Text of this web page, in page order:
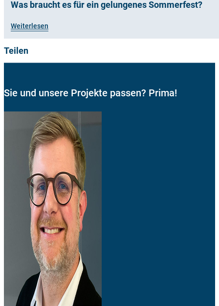
Was braucht es für ein gelungenes Sommerfest?
Weiterlesen
Teilen
Sie und unsere Projekte passen? Prima!